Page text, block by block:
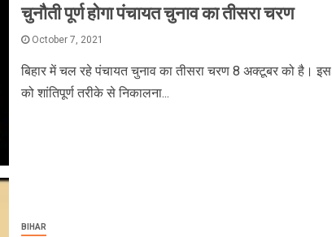
चुनौती पूर्ण होगा पंचायत चुनाव का तीसरा चरण
October 7, 2021
बिहार में चल रहे पंचायत चुनाव का तीसरा चरण 8 अक्टूबर को है।
को शांतिपूर्ण तरीके से निकालना...
BIHAR